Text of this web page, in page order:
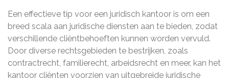
Een effectieve tip voor een juridisch kantoor is om een
breed scala aan juridische diensten aan te bieden, zodat
verschillende cliëntbehoeften kunnen worden vervuld.
Door diverse rechtsgebieden te bestrijken, zoals
contractrecht, familierecht, arbeidsrecht en meer, kan het
kantoor cliënten voorzien van uitgebreide juridische